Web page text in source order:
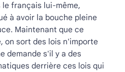
français lui-même,
à avoir la bouche pleine
Maintenant que ce
on sort des lois n'importe
demande s'il y a des
derrière ces lois qui